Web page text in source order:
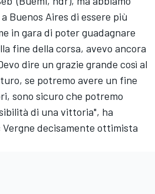
Buenos Aires di essere più
in gara di poter guadagnare
fine della corsa, avevo ancora
dire un grazie grande così al
se potremo avere un fine
sono sicuro che potremo
di una vittoria", ha
decisamente ottimista